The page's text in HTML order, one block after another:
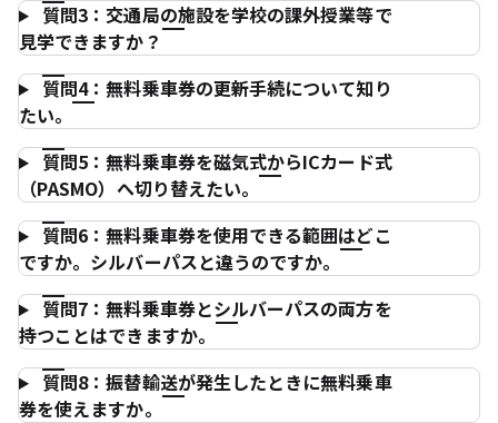
質問3：交通局の施設を学校の課外授業等で
見学できますか？
質問4：無料乗車券の更新手続について知り
たい。
質問5：無料乗車券を磁気式からICカード式
（PASMO）へ切り替えたい。
質問6：無料乗車券を使用できる範囲はどこ
ですか。シルバーパスと違うのですか。
質問7：無料乗車券とシルバーパスの両方を
持つことはできますか。
質問8：振替輸送が発生したときに無料乗車
券を使えますか。